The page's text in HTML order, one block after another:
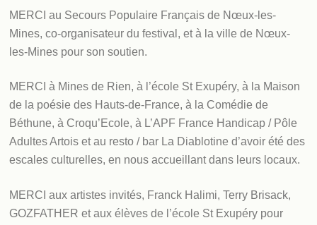
MERCI au Secours Populaire Français de Nœux-les-
Mines, co-organisateur du festival, et à la ville de Nœux-
les-Mines pour son soutien.
MERCI à Mines de Rien, à l’école St Exupéry, à la Maison
de la poésie des Hauts-de-France, à la Comédie de
Béthune, à Croqu’Ecole, à L’APF France Handicap / Pôle
Adultes Artois et au resto / bar La Diablotine d’avoir été des
escales culturelles, en nous accueillant dans leurs locaux.
MERCI aux artistes invités, Franck Halimi, Terry Brisack,
GOZFATHER et aux élèves de l’école St Exupéry pour